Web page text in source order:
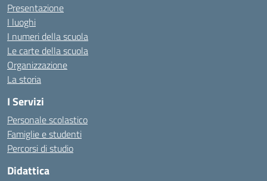
Presentazione
I luoghi
I numeri della scuola
Le carte della scuola
Organizzazione
La storia
I Servizi
Personale scolastico
Famiglie e studenti
Percorsi di studio
Didattica